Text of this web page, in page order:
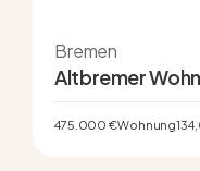
Bremen
Altbremer
Barkhof –
475.000 €Wohnung